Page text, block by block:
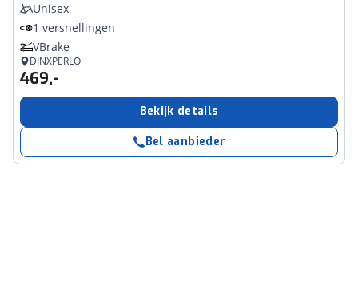
Unisex
1 versnellingen
VBrake
DINXPERLO
469,-
Bekijk details
Bel aanbieder